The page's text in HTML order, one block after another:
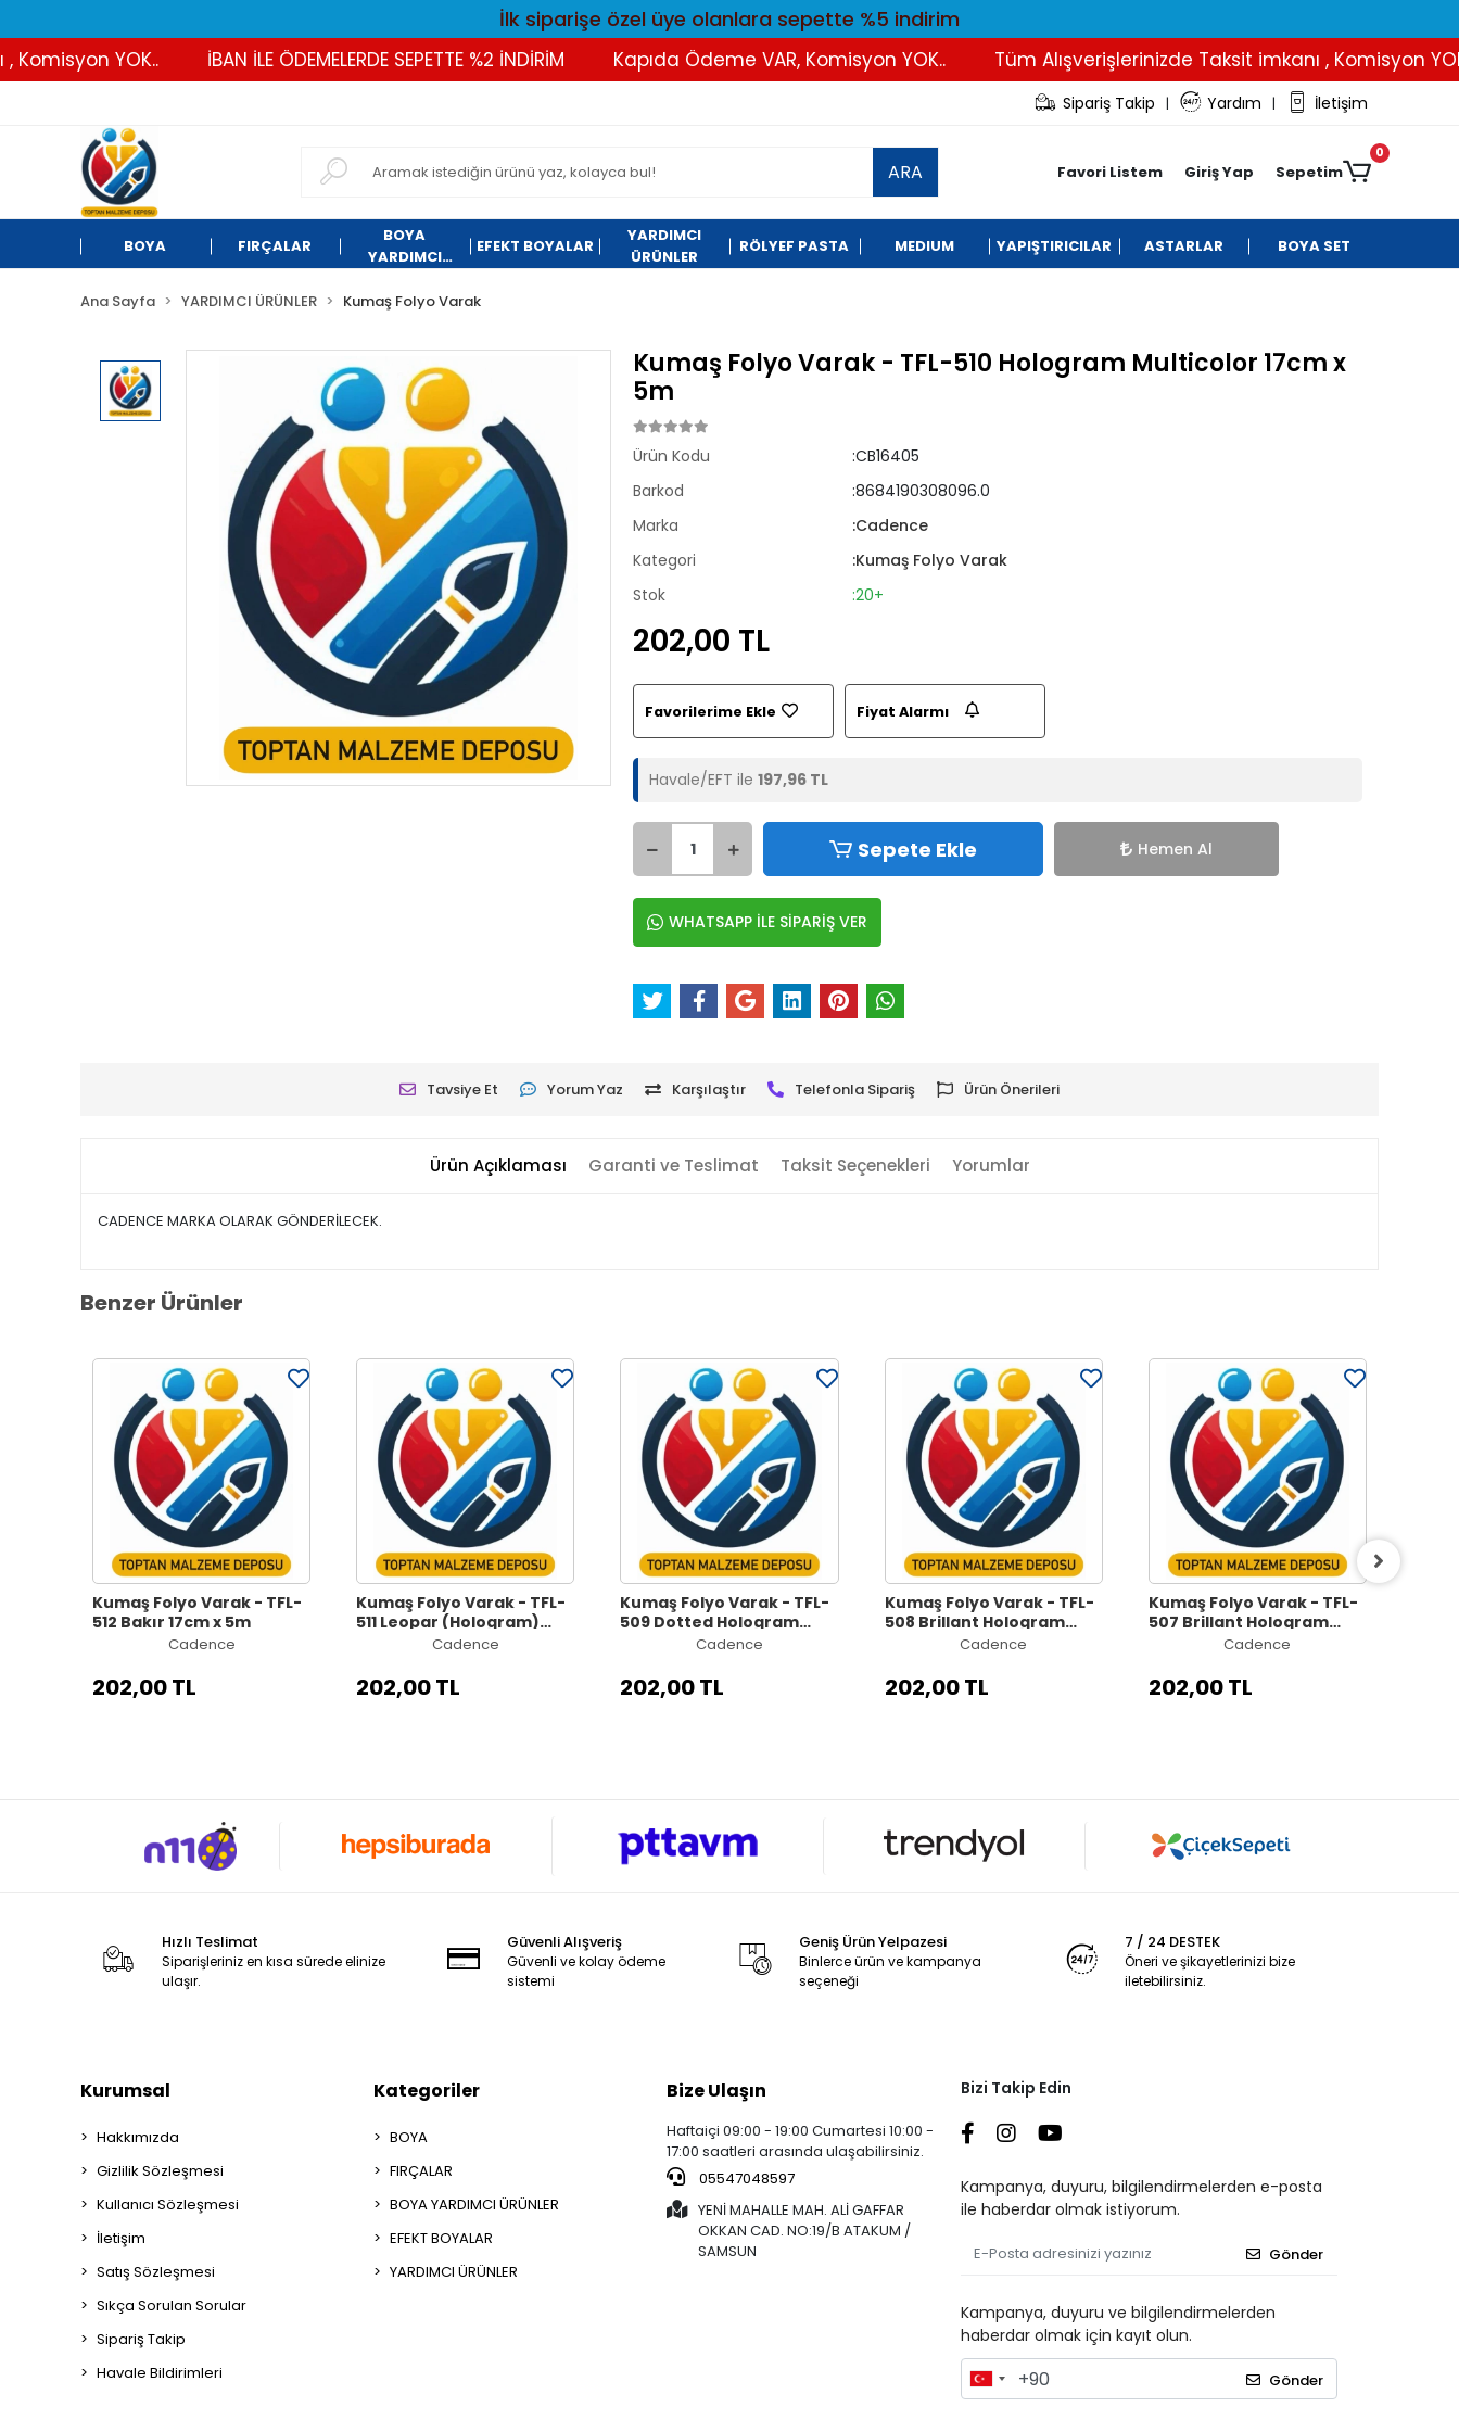
İlk siparişe özel üye olanlara sepette %5 indirim
YOK.. İBAN İLE ÖDEMELERDE SEPETTE %2 İNDİRİM Kapıda Ödeme VAR, Komisyon YOK.. Tüm Alışverişlerinizde Taksit imkanı , Komisyon YOK..
Sipariş Takip | Yardım | İletişim
ARA Favori Listem Giriş Yap Sepetim
0
BOYA FIRÇALAR
BOYA
YARDIMCI
EFEKT BOYALAR
YARDIMCI
ÜRÜNLER
RÖLYEF PASTA MEDIUM YAPIŞTIRICILAR ASTARLAR BOYA SET
Ana Sayfa YARDIMCI ÜRÜNLER Kumaş Folyo Varak
Kumaş Folyo Varak - TFL-510 Hologram Multicolor 17cm x
5m
Ürün Kodu
:CB16405
Barkod
:8684190308096.0
Marka
:Cadence
Kategori
:Kumaş Folyo Varak
Stok
:20+
202,00 TL
Favorilerime Ekle Fiyat Alarmı
Havale/EFT ile197,96 TL
Sepete Ekle Hemen Al
WHATSAPP İLE SİPARİŞ VER
Tavsiye Et Yorum Yaz Karşılaştır Telefonla Sipariş Ürün Önerileri
Ürün Açıklaması Garanti ve Teslimat Taksit Seçenekleri Yorumlar
CADENCE MARKA OLARAK GÖNDERİLECEK.
Benzer Ürünler
Kumaş Folyo Varak - TFL-
512 Bakır 17cm x 5m
Cadence
202,00 TL
Kumaş Folyo Varak - TFL-
511 Leopar (Hologram)
17cm x 5mCadence
202,00 TL
Kumaş Folyo Varak - TFL-
509 Dotted Hologram
Gümüş 17cm x 5m
Cadence
202,00 TL
Kumaş Folyo Varak - TFL-
508 Brillant Hologram
Gümüş 17cm x 5m
Cadence
202,00 TL
Kumaş Folyo Varak - TFL-
507 Brillant Hologram
Altın 17cm x 5m
Cadence
202,00 TL
Hızlı Teslimat
Siparişleriniz en kısa sürede elinize
ulaşır.
Güvenli Alışveriş
Güvenli ve kolay ödeme
sistemi
Geniş Ürün Yelpazesi
Binlerce ürün ve kampanya
seçeneği
7 / 24 DESTEK
Öneri ve şikayetlerinizi bize
iletebilirsiniz.
Kurumsal
Hakkımızda
Gizlilik Sözleşmesi
Kullanıcı Sözleşmesi
İletişim
Satış Sözleşmesi
Sıkça Sorulan Sorular
Sipariş Takip
Havale Bildirimleri
Kategoriler
BOYA
FIRÇALAR
BOYA YARDIMCI ÜRÜNLER
EFEKT BOYALAR
YARDIMCI ÜRÜNLER
Bize Ulaşın
Haftaiçi 09:00 - 19:00 Cumartesi 10:00 -
17:00 saatleri arasında ulaşabilirsiniz.
05547048597
YENİ MAHALLE MAH. ALİ GAFFAR
OKKAN CAD. NO:19/B ATAKUM /
SAMSUN
Bizi Takip Edin
Kampanya, duyuru, bilgilendirmelerden e-posta
ile haberdar olmak istiyorum.
Gönder
Kampanya, duyuru ve bilgilendirmelerden
haberdar olmak için kayıt olun.
Gönder